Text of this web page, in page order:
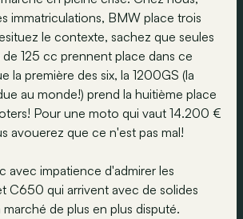
immatriculations, BMW place trois
le contexte, sachez que seules
125 cc prennent place dans ce
la première des six, la 1200GS (la
au monde!) prend la huitième place
Pour une moto qui vaut 14.200 €
avouerez que ce n'est pas mal!
avec impatience d'admirer les
C650 qui arrivent avec de solides
de plus en plus disputé.